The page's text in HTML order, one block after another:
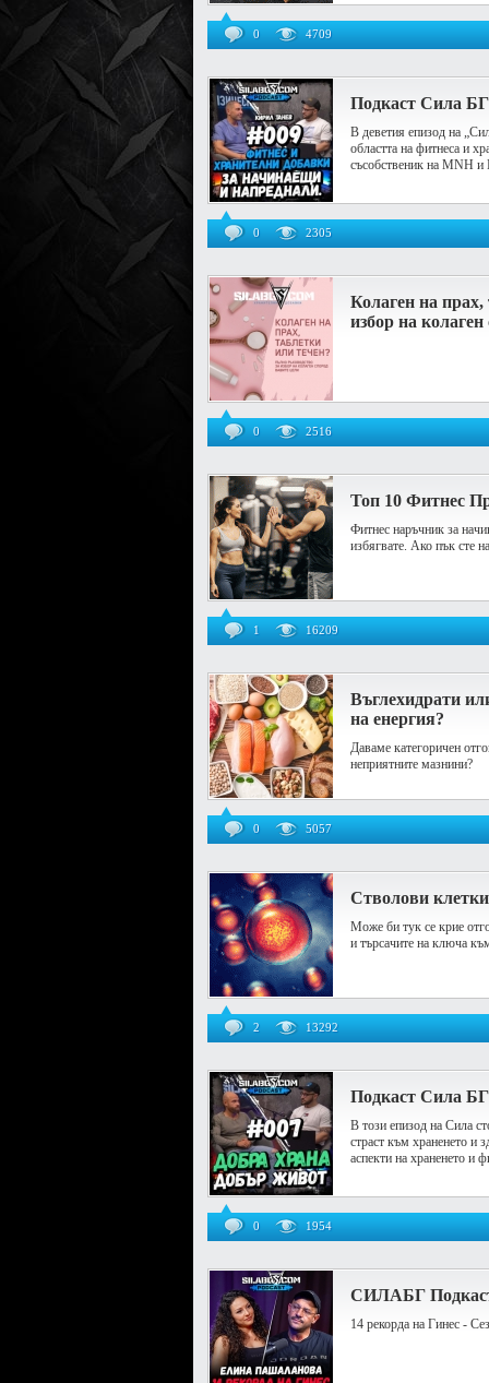
0 4709
Подкаст Сила
В деветия епизод на
областта на фитнеса и
съсобственик на MNH
0 2305
Колаген на прах,
избор на
0 2516
Топ 10 Фитнес
Фитнес наръчник за
избягвате. Ако пък сте
1 16209
Въглехидрати
на енергия?
Даваме категоричен
неприятните мазнини?
0 5057
Стволови
Mоже би тук се крие
и търсачите на ключа
2 13292
Подкаст Сила
В този епизод на Сила
страст към храненето и
аспекти на храненето и
0 1954
СИЛАБГ
14 рекорда на Гинес -